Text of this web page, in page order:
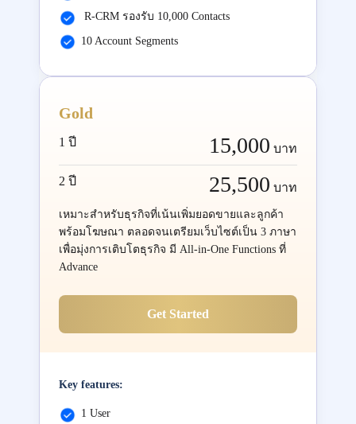
R-CRM รองรับ 10,000 Contacts
10 Account Segments
Gold
1 ปี 15,000 บาท
2 ปี 25,500 บาท
เหมาะสำหรับธุรกิจที่เน้นเพิ่มยอดขายและลูกค้า
พร้อมโฆษณา ตลอดจนเตรียมเว็บไซต์เป็น 3 ภาษา
เพื่อมุ่งการเติบโตธุรกิจ มี All-in-One Functions ที่
Advance
Get Started
Key features:
1 User